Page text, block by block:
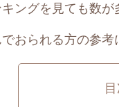
ングを見ても数
おられる方の参